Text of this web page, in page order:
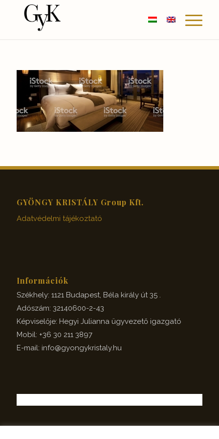
GYÖNGY KRISTÁLY Group Kft.
Adatvédelmi tájékoztató
Információk
Székhely: 1121 Budapest, Béla király út 35 .
Adószám: 32140600-2-43
Képviselője: Hegyi Julianna ügyvezető igazgató
Mobil: +36 30 211 3897
E-mail: info@gyongykristaly.hu